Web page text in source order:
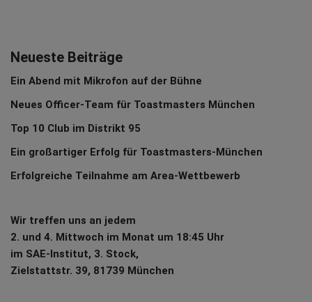
Neueste Beiträge
Ein Abend mit Mikrofon auf der Bühne
Neues Officer-Team für Toastmasters München
Top 10 Club im Distrikt 95
Ein großartiger Erfolg für Toastmasters-München
Erfolgreiche Teilnahme am Area-Wettbewerb
Wir treffen uns an jedem
2. und 4. Mittwoch im Monat um 18:45 Uhr
im SAE-Institut, 3. Stock,
Zielstattstr. 39, 81739 München